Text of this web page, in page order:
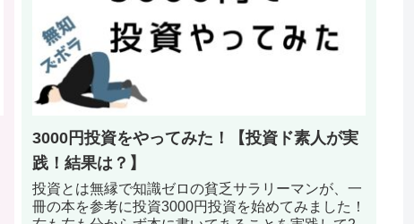
3000円投資をやってみた！【投資ド素人が実
践！結果は？】
投資とは無縁で知識ゼロの貧乏サラリーマンが、一
冊の本を参考に投資3000円投資を始めてみました！